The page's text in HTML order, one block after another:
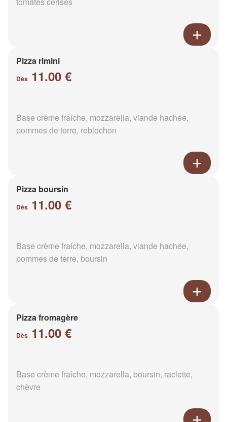
Pizza rimini
Dès 11.00 €
Base crème fraîche, mozzarella, viande hachée,
pommes de terre, reblochon
Pizza boursin
Dès 11.00 €
Base crème fraîche, mozzarella, viande hachée,
pommes de terre, boursin
Pizza fromagère
Dès 11.00 €
Base crème fraîche, mozzarella, boursin, raclette,
chèvre